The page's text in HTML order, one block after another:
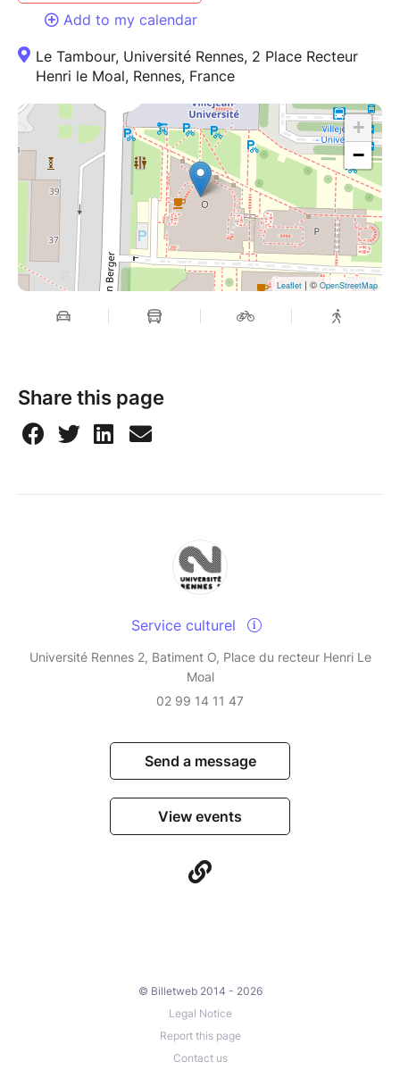
Add to my calendar
Le Tambour, Université Rennes, 2 Place Recteur
Henri le Moal, Rennes, France
+
−
Leaflet | © OpenStreetMap
Share this page
Service culturel
Université Rennes 2, Batiment O, Place du recteur Henri Le
Moal
02 99 14 11 47
Send a message
View events
© Billetweb 2014 - 2026
Legal Notice
Report this page
Contact us